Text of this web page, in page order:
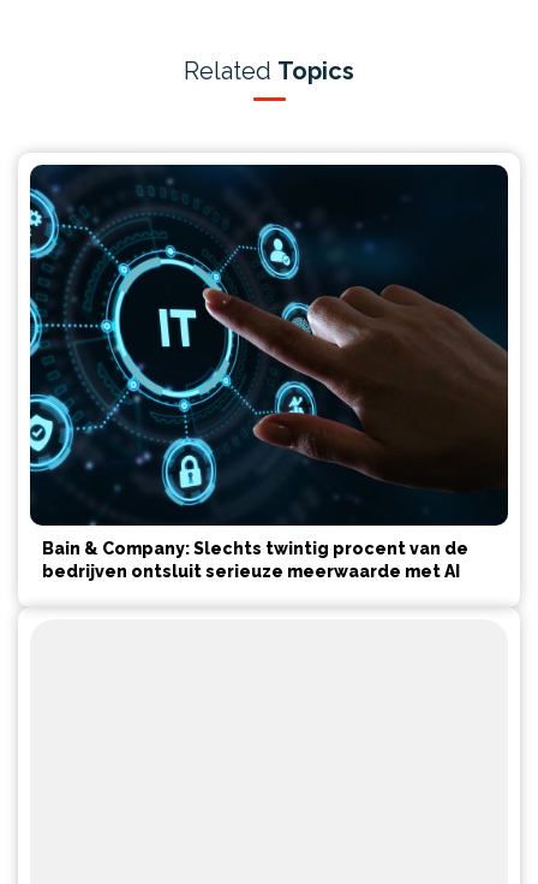
Related Topics
Bain & Company: Slechts twintig procent van de
bedrijven ontsluit serieuze meerwaarde met AI